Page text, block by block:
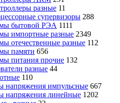
разные 11
супервизоры 288
бытовой РЭА 1111
импортные разные 2349
отечественные разные 112
памяти 656
питания прочие 132
разные 44
110
напряжения импульсные 667
напряжения линейные 1202